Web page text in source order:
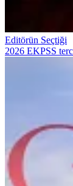
Editörün Seçtiği
2026 EKPSS